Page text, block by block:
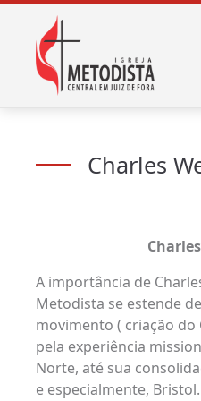
Charles
A importância de
Metodista se estende
movimento ( criação do
pela experiência
Norte, até sua
e especialmente,